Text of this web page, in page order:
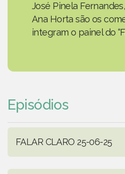
José Pinela
Ana Horta são os
integram o painel do
Episódios
FALAR CLARO 25-06-25